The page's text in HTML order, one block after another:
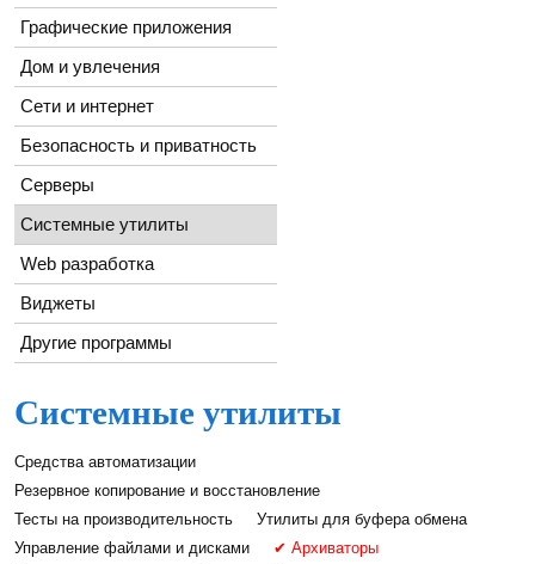
Графические приложения
Дом и увлечения
Сети и интернет
Безопасность и приватность
Серверы
Системные утилиты
Web разработка
Виджеты
Другие программы
Системные утилиты
Средства автоматизации
Резервное копирование и восстановление
Тесты на производительность
Утилиты для буфера обмена
Управление файлами и дисками
✔ Архиваторы